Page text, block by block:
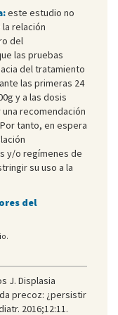
este estudio no
relación
del
las pruebas
del tratamiento
las primeras 24
y a las dosis
recomendación
tanto, en espera
y/o regímenes de
su uso a la
del
J. Displasia
precoz: ¿persistir
2016;12:11.